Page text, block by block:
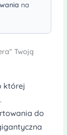
na
Twoją
której
do